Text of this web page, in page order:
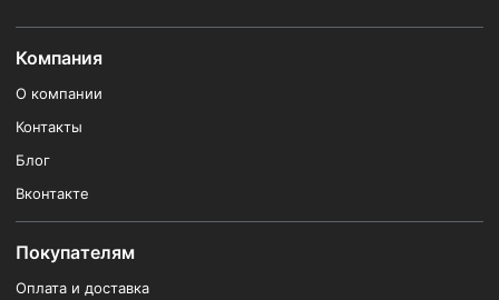
Компания
О компании
Контакты
Блог
Вконтакте
Покупателям
Оплата и доставка